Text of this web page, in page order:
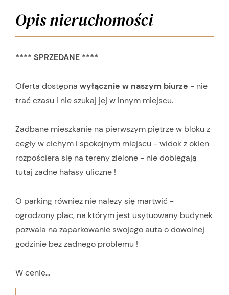
Opis nieruchomości
**** SPRZEDANE ****
Oferta dostępna wyłącznie w naszym biurze - nie
trać czasu i nie szukaj jej w innym miejscu.
Zadbane mieszkanie na pierwszym piętrze w bloku z
cegły w cichym i spokojnym miejscu - widok z okien
rozpościera się na tereny zielone - nie dobiegają
tutaj żadne hałasy uliczne !
O parking również nie należy się martwić -
ogrodzony plac, na którym jest usytuowany budynek
pozwala na zaparkowanie swojego auta o dowolnej
godzinie bez żadnego problemu !
W cenie...